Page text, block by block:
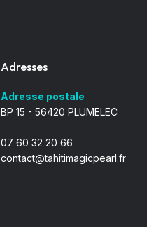
Adresses
Adresse postale
BP 15 - 56420 PLUMELEC
07 60 32 20 66
contact@tahitimagicpearl.fr